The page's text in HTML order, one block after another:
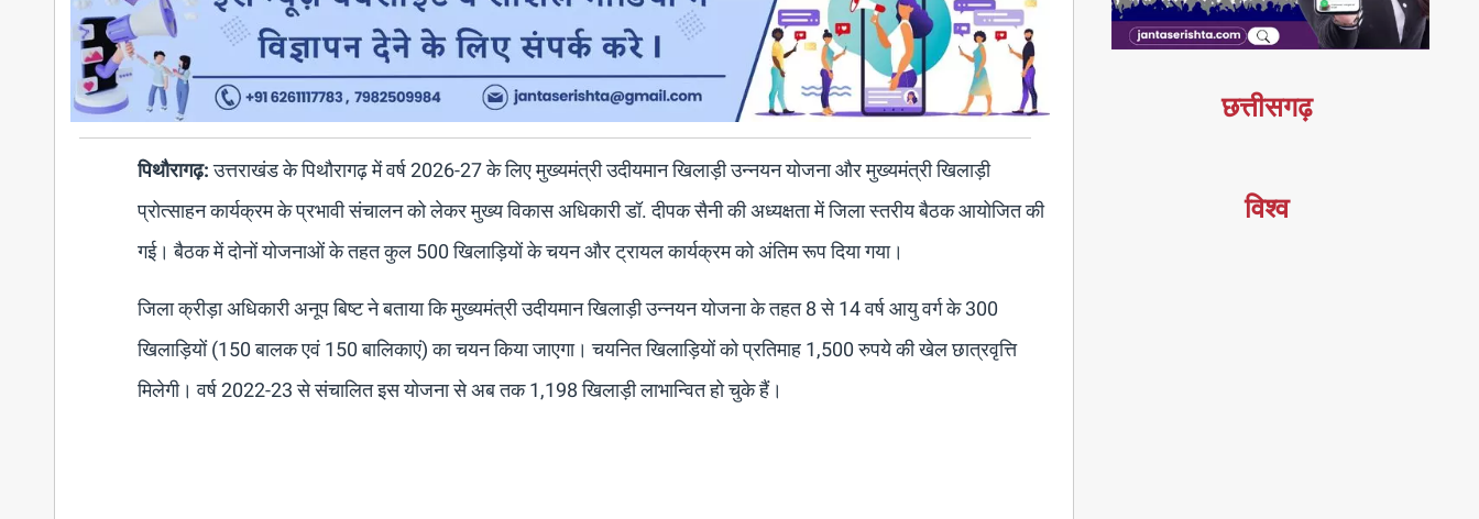
पिथौरागढ़:उत्तराखंड के पिथौरागढ़ में वर्ष 2026-27 के लिए मुख्यमंत्री उदीयमान खिलाड़ी उन्नयन योजना और मुख्यमंत्री खिलाड़ी
प्रोत्साहन कार्यक्रम के प्रभावी संचालन को लेकर मुख्य विकास अधिकारी डॉ. दीपक सैनी की अध्यक्षता में जिला स्तरीय बैठक आयोजित की
गई। बैठक में दोनों योजनाओं के तहत कुल 500 खिलाड़ियों के चयन और ट्रायल कार्यक्रम को अंतिम रूप दिया गया।
जिला क्रीड़ा अधिकारी अनूप बिष्ट ने बताया कि मुख्यमंत्री उदीयमान खिलाड़ी उन्नयन योजना के तहत 8 से 14 वर्ष आयु वर्ग के 300
खिलाड़ियों (150 बालक एवं 150 बालिकाएं) का चयन किया जाएगा। चयनित खिलाड़ियों को प्रतिमाह 1,500 रुपये की खेल छात्रवृत्ति
मिलेगी। वर्ष 2022-23 से संचालित इस योजना से अब तक 1,198 खिलाड़ी लाभान्वित हो चुके हैं।
छत्तीसगढ़
विश्व